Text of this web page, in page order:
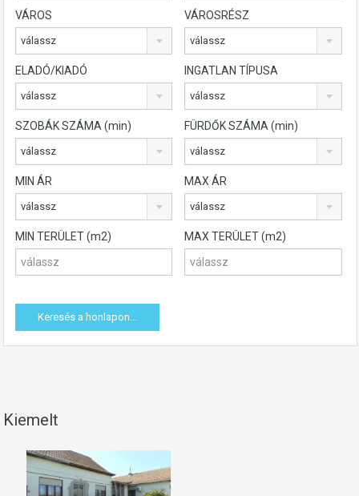
VÁROS
válassz
VÁROSRÉSZ
válassz
ELADÓ/KIADÓ
válassz
INGATLAN TÍPUSA
válassz
SZOBÁK SZÁMA (min)
válassz
FÜRDŐK SZÁMA (min)
válassz
MIN ÁR
válassz
MAX ÁR
válassz
MIN TERÜLET (m2) MAX TERÜLET (m2)
Kiemelt